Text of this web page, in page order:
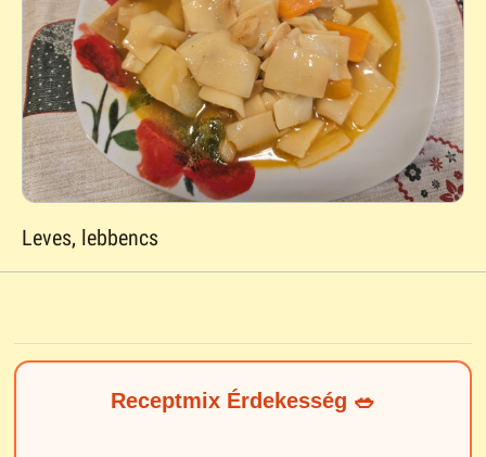
Leves, lebbencs
Receptmix Érdekesség 🥗